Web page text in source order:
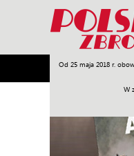
Od 25 maja 2018 r.
W
Armia Poligon